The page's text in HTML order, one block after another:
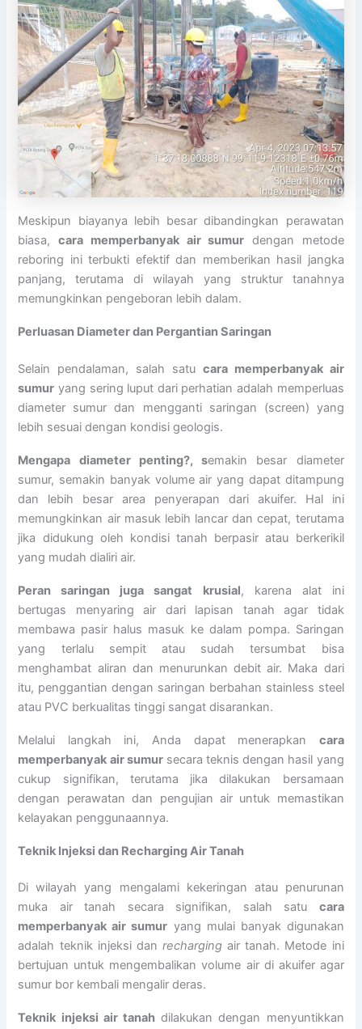
Meskipun biayanya lebih besar dibandingkan perawatan
biasa,cara memperbanyak air sumur dengan metode
reboring ini terbukti efektif dan memberikan hasil jangka
panjang, terutama di wilayah yang struktur tanahnya
memungkinkan pengeboran lebih dalam.
Perluasan Diameter dan Pergantian Saringan
Selain pendalaman, salah satu cara memperbanyak air
sumur yang sering luput dari perhatian adalah memperluas
diameter sumur dan mengganti saringan (screen) yang
lebih sesuai dengan kondisi geologis.
Mengapa diameter penting?, semakin besar diameter
sumur, semakin banyak volume air yang dapat ditampung
dan lebih besar area penyerapan dari akuifer. Hal ini
memungkinkan air masuk lebih lancar dan cepat, terutama
jika didukung oleh kondisi tanah berpasir atau berkerikil
yang mudah dialiri air.
Peran saringan juga sangat krusial, karena alat ini
bertugas menyaring air dari lapisan tanah agar tidak
membawa pasir halus masuk ke dalam pompa. Saringan
yang terlalu sempit atau sudah tersumbat bisa
menghambat aliran dan menurunkan debit air. Maka dari
itu, penggantian dengan saringan berbahan stainless steel
atau PVC berkualitas tinggi sangat disarankan.
Melalui langkah ini, Anda dapat menerapkan cara
memperbanyak air sumursecara teknis dengan hasil yang
cukup signifikan, terutama jika dilakukan bersamaan
dengan perawatan dan pengujian air untuk memastikan
kelayakan penggunaannya.
Teknik Injeksi dan Recharging Air Tanah
Di wilayah yang mengalami kekeringan atau penurunan
muka air tanah secara signifikan, salah satu cara
memperbanyak air sumur yang mulai banyak digunakan
adalah teknik injeksi dan recharging air tanah. Metode ini
bertujuan untuk mengembalikan volume air di akuifer agar
sumur bor kembali mengalir deras.
Teknik injeksi air tanah dilakukan dengan menyuntikkan